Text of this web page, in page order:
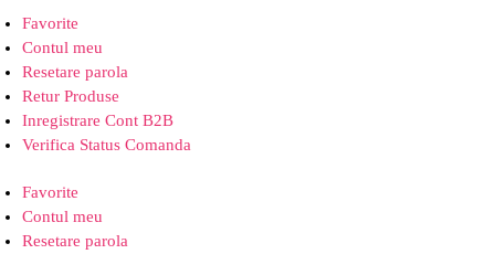
Favorite
Contul meu
Resetare parola
Retur Produse
Inregistrare Cont B2B
Verifica Status Comanda
Favorite
Contul meu
Resetare parola